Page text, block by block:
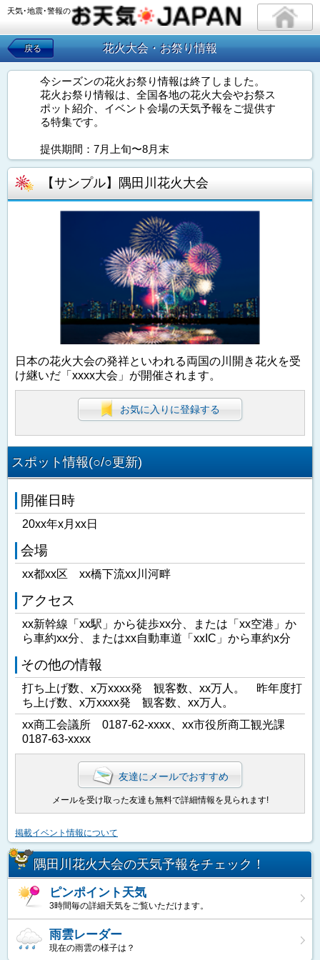
天気･地震･警報の
戻る 花火大会・お祭り情報
今シーズンの花火お祭り情報は終了しました。
花火お祭り情報は、全国各地の花火大会やお祭ス
ポット紹介、イベント会場の天気予報をご提供す
る特集です。
提供期間：7月上旬〜8月末
【サンプル】隅田川花火大会
日本の花火大会の発祥といわれる両国の川開き花火を受
け継いだ「xxxx大会」が開催されます。
お気に入りに登録する
スポット情報(○/○更新)
開催日時
20xx年x月xx日
会場
xx都xx区 xx橋下流xx川河畔
アクセス
xx新幹線「xx駅」から徒歩xx分、または「xx空港」か
ら車約xx分、またはxx自動車道「xxIC」から車約x分
その他の情報
打ち上げ数、x万xxxx発 観客数、xx万人。 昨年度打
ち上げ数、x万xxxx発 観客数、xx万人。
xx商工会議所 0187-62-xxxx、xx市役所商工観光課
0187-63-xxxx
友達にメールでおすすめ
メールを受け取った友達も無料で詳細情報を見られます!
掲載イベント情報について
隅田川花火大会の天気予報をチェック！
ピンポイント天気
3時間毎の詳細天気をご覧いただけます。
雨雲レーダー
現在の雨雲の様子は？